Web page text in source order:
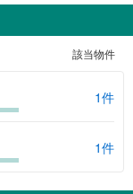
該当物件
1件
1件